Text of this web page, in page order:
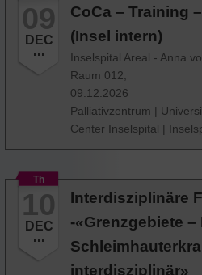
09
DEC
CoCa – Training
(Insel intern)
Inselspital Areal - Anna
Raum 012,
09.12.2026
Palliativzentrum |
Center Inselspital |
Th
10
DEC
Interdisziplinäre
-«Grenzgebiete –
interdisziplinär»